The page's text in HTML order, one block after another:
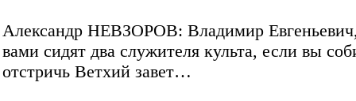
Александр НЕВЗОРОВ: Владимир
вами сидят два служителя культа, если вы
отстричь Ветхий завет…